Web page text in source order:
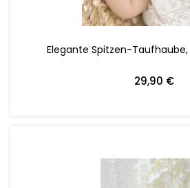
Elegante Spitzen-Taufhaube,
29,90 €